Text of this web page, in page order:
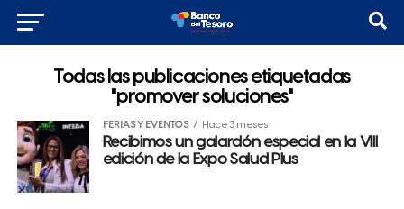
Todas las publicaciones etiquetadas
"promover soluciones"
FERIAS Y EVENTOS Hace 3 meses
Recibimos un galardón especial en la VIII
edición de la Expo Salud Plus